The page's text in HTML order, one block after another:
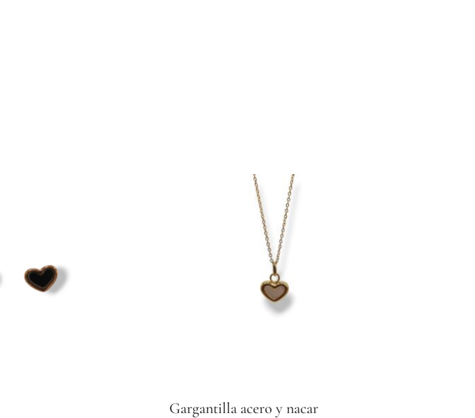
Gargantilla acero y nacar